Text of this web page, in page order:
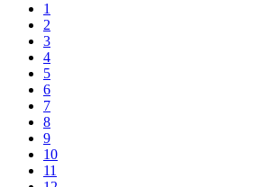
1
2
3
4
5
6
7
8
9
10
11